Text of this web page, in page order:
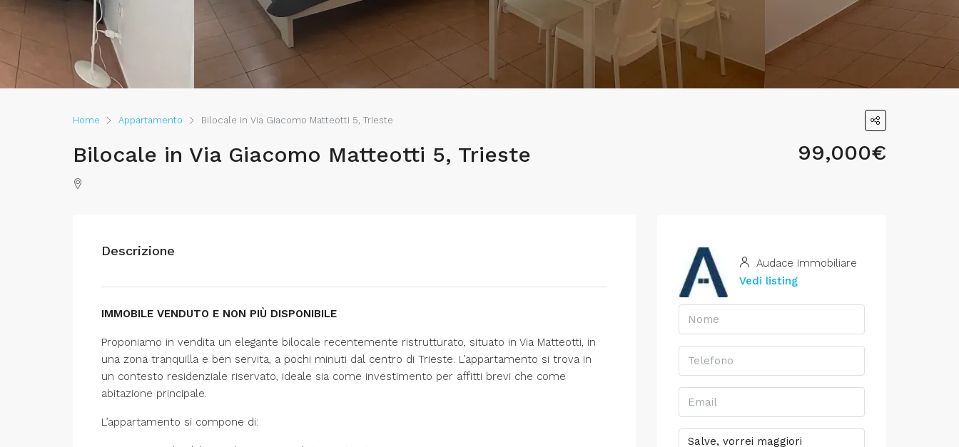
Home Appartamento Bilocale in Via Giacomo Matteotti 5, Trieste
Bilocale in Via Giacomo Matteotti 5, Trieste 99,000€
Descrizione
IMMOBILE VENDUTO E NON PIÙ DISPONIBILE
Proponiamo in vendita un elegante bilocale recentemente ristrutturato, situato in Via Matteotti, in
una zona tranquilla e ben servita, a pochi minuti dal centro di Trieste. L’appartamento si trova in
un contesto residenziale riservato, ideale sia come investimento per affitti brevi che come
abitazione principale.
L’appartamento si compone di:
Audace Immobiliare
Vedi listing